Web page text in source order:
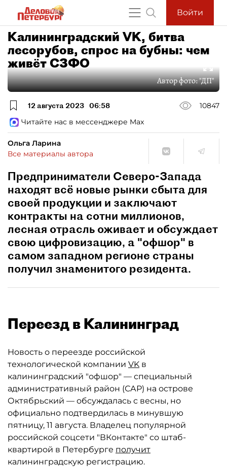
Войти
Калининградский VK, битва
лесорубов, спрос на бубны: чем
живёт СЗФО
Автор фото:"ДП"
12 августа 2023 06:58
10847
Читайте нас в мессенджере Max
Ольга Ларина
Все материалы автора
Предприниматели Северо-Запада
находят всё новые рынки сбыта для
своей продукции и заключают
контракты на сотни миллионов,
лесная отрасль оживает и обсуждает
свою цифровизацию, а "офшор" в
самом западном регионе страны
получил знаменитого резидента.
Переезд в Калининград
Новость о переезде российской
технологической компании VK в
калининградский "офшор" — специальный
административный район (САР) на острове
Октябрьский — обсуждалась с весны, но
официально подтвердилась в минувшую
пятницу, 11 августа. Владелец популярной
российской соцсети "ВКонтакте" со штаб-
квартирой в Петербурге получит
калининградскую регистрацию.